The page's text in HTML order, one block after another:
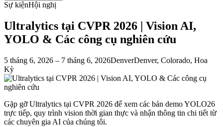
Sự kiệnHội nghị
Ultralytics tại CVPR 2026 | Vision AI,
YOLO & Các công cụ nghiên cứu
5 tháng 6, 2026 – 7 tháng 6, 2026DenverDenver, Colorado, Hoa
Kỳ
Gặp gỡ Ultralytics tại CVPR 2026 để xem các bản demo YOLO26
trực tiếp, quy trình vision thời gian thực và nhận thông tin chi tiết từ
các chuyên gia AI của chúng tôi.